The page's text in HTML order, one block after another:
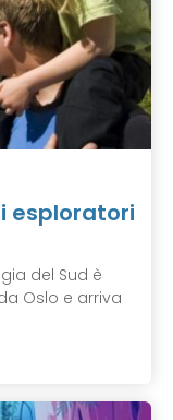
esploratori
del Sud è
Oslo e arriva